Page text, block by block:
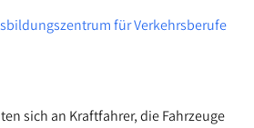
für Verkehrsberufe
sich an Kraftfahrer, die Fahrzeuge